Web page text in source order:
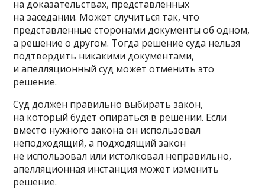
на доказательствах, представленных
на заседании. Может случиться так, что
представленные сторонами документы об одном,
а решение о другом. Тогда решение суда нельзя
подтвердить никакими документами,
и апелляционный суд может отменить это
решение.
Суд должен правильно выбирать закон,
на который будет опираться в решении. Если
вместо нужного закона он использовал
неподходящий, а подходящий закон
не использовал или истолковал неправильно,
апелляционная инстанция может изменить
решение.